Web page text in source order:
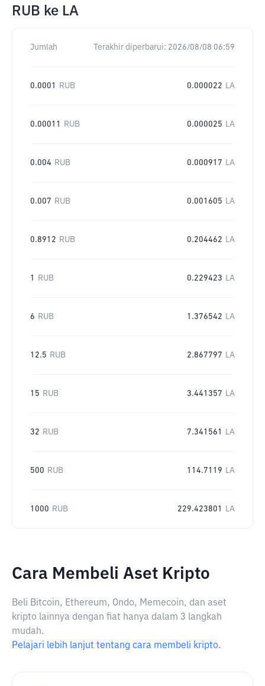
RUB ke LA
Jumlah Terakhir diperbarui: 2026/08/08 06:59
0.0001 RUB 0.000022 LA
0.00011 RUB 0.000025 LA
0.004 RUB 0.000917 LA
0.007 RUB 0.001605 LA
0.8912 RUB 0.204462 LA
1 RUB 0.229423 LA
6 RUB 1.376542 LA
12.5 RUB 2.867797 LA
15 RUB 3.441357 LA
32 RUB 7.341561 LA
500 RUB 114.7119 LA
1000 RUB 229.423801 LA
Cara Membeli Aset Kripto
Beli Bitcoin, Ethereum, Ondo, Memecoin, dan aset
kripto lainnya dengan fiat hanya dalam 3 langkah
mudah.
Pelajari lebih lanjut tentang cara membeli kripto.